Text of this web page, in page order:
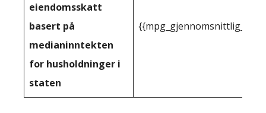
eiendomsskatt
basert på
medianinntekten
for husholdninger i
staten